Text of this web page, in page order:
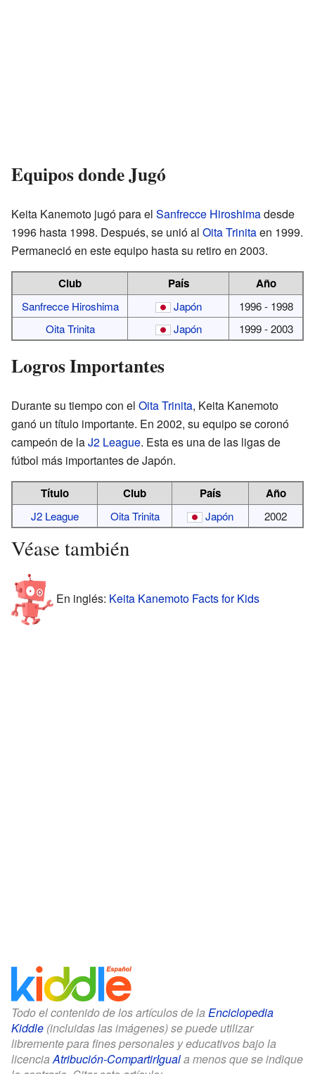
Equipos donde Jugó
Keita Kanemoto jugó para el Sanfrecce Hiroshimadesde
1996 hasta 1998. Después, se unió al Oita Trinitaen 1999.
Permaneció en este equipo hasta su retiro en 2003.
Club País Año
Sanfrecce Hiroshima Japón
1996 - 1998
Oita Trinita
Japón 1999 - 2003
Logros Importantes
Durante su tiempo con el Oita Trinita, Keita Kanemoto
ganó un título importante. En 2002, su equipo se coronó
campeón de laJ2 League. Esta es una de las ligas de
fútbol más importantes de Japón.
Título Club País Año
J2 League Oita Trinita Japón 2002
Véase también
En inglés: Keita Kanemoto Facts for Kids
Todo el contenido de los artículos de la Enciclopedia
Kiddle (incluidas las imágenes) se puede utilizar
libremente para fines personales y educativos bajo la
licenciaAtribución-CompartirIguala menos que se indique